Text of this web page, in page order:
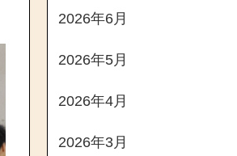
2026年6月
2026年5月
2026年4月
2026年3月